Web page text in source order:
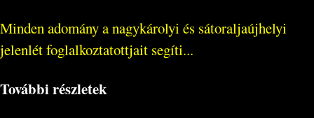
Minden adomány a nagykárolyi és sátoraljaújhelyi
jelenlét foglalkoztatottjait segíti...
További részletek